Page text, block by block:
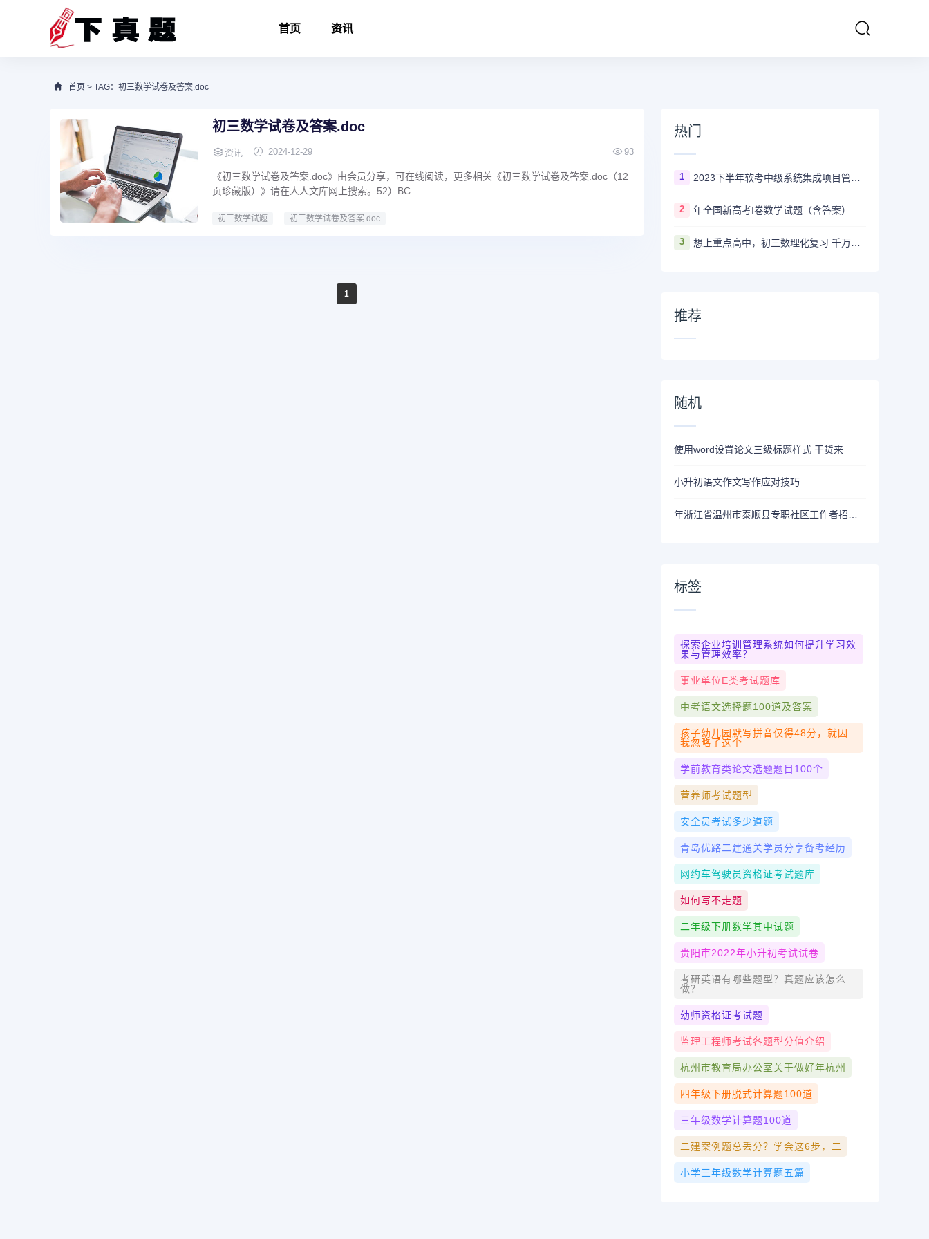
首页 资讯
首页 > TAG：初三数学试卷及答案.doc
初三数学试卷及答案.doc
资讯 2024-12-29 93
《初三数学试卷及答案.doc》由会员分享，可在线阅读，更多相关《初三数学试卷及答案.doc（12
页珍藏版）》请在人人文库网上搜索。52）BC...
初三数学试题 初三数学试卷及答案.doc
1
热门
1 2023下半年软考中级系统集成项目管理工程师多长时间出成绩
2 年全国新高考I卷数学试题（含答案）
3 想上重点高中，初三数理化复习 千万不要盲目刷真题卷和模拟卷！
推荐
随机
使用word设置论文三级标题样式 干货来
小升初语文作文写作应对技巧
标签
探索企业培训管理系统如何提升学习效
果与管理效率？
事业单位e类考试题库
中考语文选择题100道及答案
孩子幼儿园默写拼音仅得48分，就因
我忽略了这个
学前教育类论文选题题目100个
营养师考试题型
安全员考试多少道题
青岛优路二建通关学员分享备考经历
网约车驾驶员资格证考试题库
如何写不走题
二年级下册数学其中试题
贵阳市2022年小升初考试试卷
考研英语有哪些题型？真题应该怎么
做？
幼师资格证考试题
监理工程师考试各题型分值介绍
杭州市教育局办公室关于做好年杭州
四年级下册脱式计算题100道
三年级数学计算题100道
二建案例题总丢分？学会这6步，二
小学三年级数学计算题五篇